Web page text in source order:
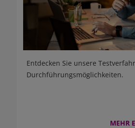
Entdecken Sie unsere
Durchführungsmöglichkeiten.
MEHR